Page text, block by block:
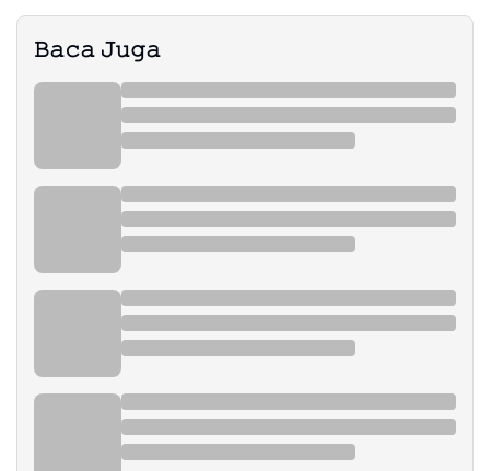
𝙱𝚊𝚌𝚊 𝙹𝚞𝚐𝚊